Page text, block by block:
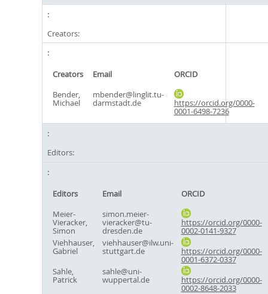
Creators:
Creators Email
ORCID
Bender,
Michael
mbender@linglit.tu-
darmstadt.de https://orcid.org/0000-
0001-6498-7236
Editors:
Editors Email
ORCID
Meier-
Vieracker,
Simon
simon.meier-
vieracker@tu-
dresden.de
https://orcid.org/0000-
0002-0141-9327
Viehhauser,
Gabriel
viehhauser@ilw.uni-
stuttgart.de https://orcid.org/0000-
0001-6372-0337
Sahle,
Patrick
sahle@uni-
wuppertal.de https://orcid.org/0000-
0002-8648-2033